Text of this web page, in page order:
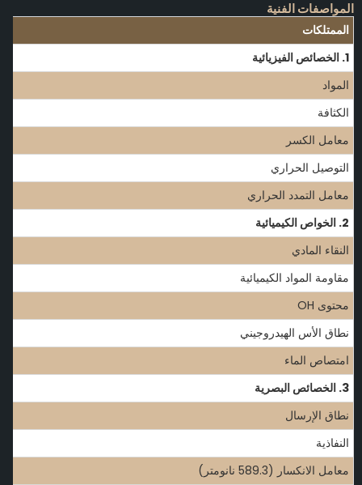
الفنية
الممتلكات
المواد
الكثافة
معامل الكسر
التوصيل الحراري
معامل التمدد الحراري
النقاء المادي
مقاومة المواد الكيميائية
محتوى OH
نطاق الأس الهيدروجيني
امتصاص الماء
نطاق الإرسال
النفاذية
معامل الانكسار (589.3 نانومتر)